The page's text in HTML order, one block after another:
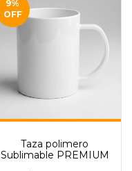
9%
OFF
Taza polimero
Sublimable PREMIUM